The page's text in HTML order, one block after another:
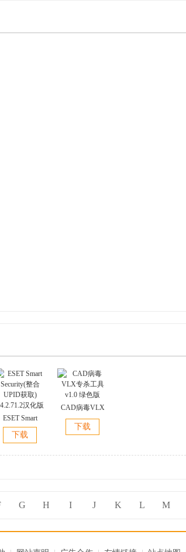
ESET Smart
Security(整合
UPID获取)
下载
CAD病毒VLX
专杀工具 v1.0
绿色版
下载
G H I J K L M